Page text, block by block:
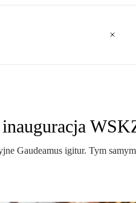
Gaudeamus igitur. Tym